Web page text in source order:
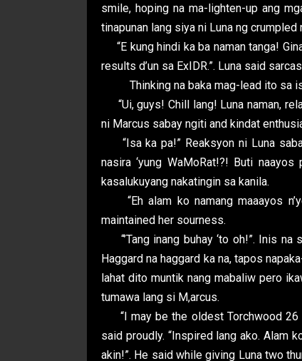
smile, hoping na ma-lighten-up ang
tinapunan lang siya ni Luna ng crumpled
“E kung hindi ka ba naman tanga!
results d’un sa ExIDR.”. Luna said
Thinking na baka mag-lead ito sa
“Ui, guys! Chill lang! Luna naman,
ni Marcus sabay ngiti and kindat
“Isa ka pa!” Reaksyon ni Luna
nasira ‘yung WaMoRat!?! Buti
kasalukuyang nakatingin sa kanila.
“Eh alam ko namang maaayos
maintained her sourness.
“’Tang inang buhay ‘to oh!”. Inis na
Haggard na haggard ka na, tapos
lahat dito muntik nang mabaliw pero
tumawa lang si M,arcus.
“I may be the oldest Torchwood 26
said proudly. “Inspired lang ako. Alam
akin!”. He said while giving Luna two